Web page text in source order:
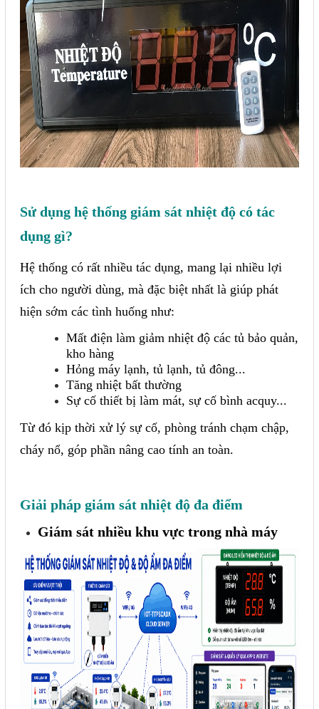
Sử dụng hệ thống giám sát nhiệt độ có tác
dụng gì?
Hệ thống có rất nhiều tác dụng, mang lại nhiều lợi
ích cho người dùng, mà đặc biệt nhất là giúp phát
hiện sớm các tình huống như:
Mất điện làm giảm nhiệt độ các tủ bảo quản,
kho hàng
Hỏng máy lạnh, tủ lạnh, tủ đông...
Tăng nhiệt bất thường
Sự cố thiết bị làm mát, sự cố bình acquy...
Từ đó kịp thời xử lý sự cố, phòng tránh chạm chập,
cháy nổ, góp phần nâng cao tính an toàn.
Giải pháp giám sát nhiệt độ đa điểm
Giám sát nhiều khu vực trong nhà máy